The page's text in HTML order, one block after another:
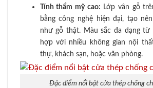
Tính thẩm mỹ cao: Lớp vân gỗ
bằng công nghệ hiện đại, tạo
như gỗ thật. Màu sắc đa dạng từ
hợp với nhiều không gian nội
thự, khách sạn, hoặc văn phòng.
Đặc điểm nổi bật cửa thép chống